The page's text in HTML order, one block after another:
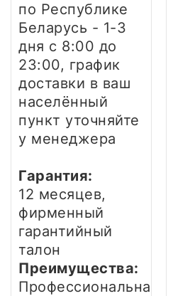
по Республике
Беларусь - 1-3
дня с 8:00 до
23:00, график
доставки в ваш
населённый
пункт уточняйте
у менеджера
Гарантия:
12 месяцев,
фирменный
гарантийный
талон
Преимущества:
Профессиональная